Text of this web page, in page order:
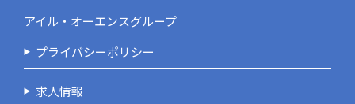
アイル・オーエンスグループ
プライバシーポリシー
求人情報